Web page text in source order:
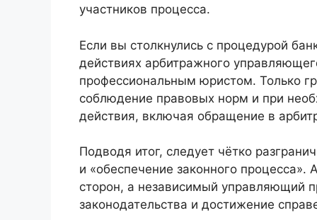
участников процесса.
Если вы столкнулись с процедурой
действиях арбитражного
профессиональным юристом. Только
соблюдение правовых норм и при
действия, включая обращение в
Подводя итог, следует чётко
и «обеспечение законного
сторон, а независимый управляющий
законодательства и достижение